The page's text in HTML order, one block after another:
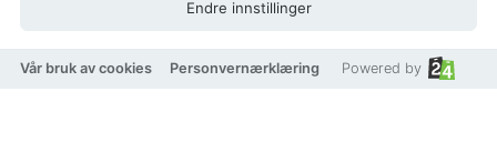
Legg til som favoritt
Endre innstillinger
Vår bruk av cookies Personvernærklæring Powered by